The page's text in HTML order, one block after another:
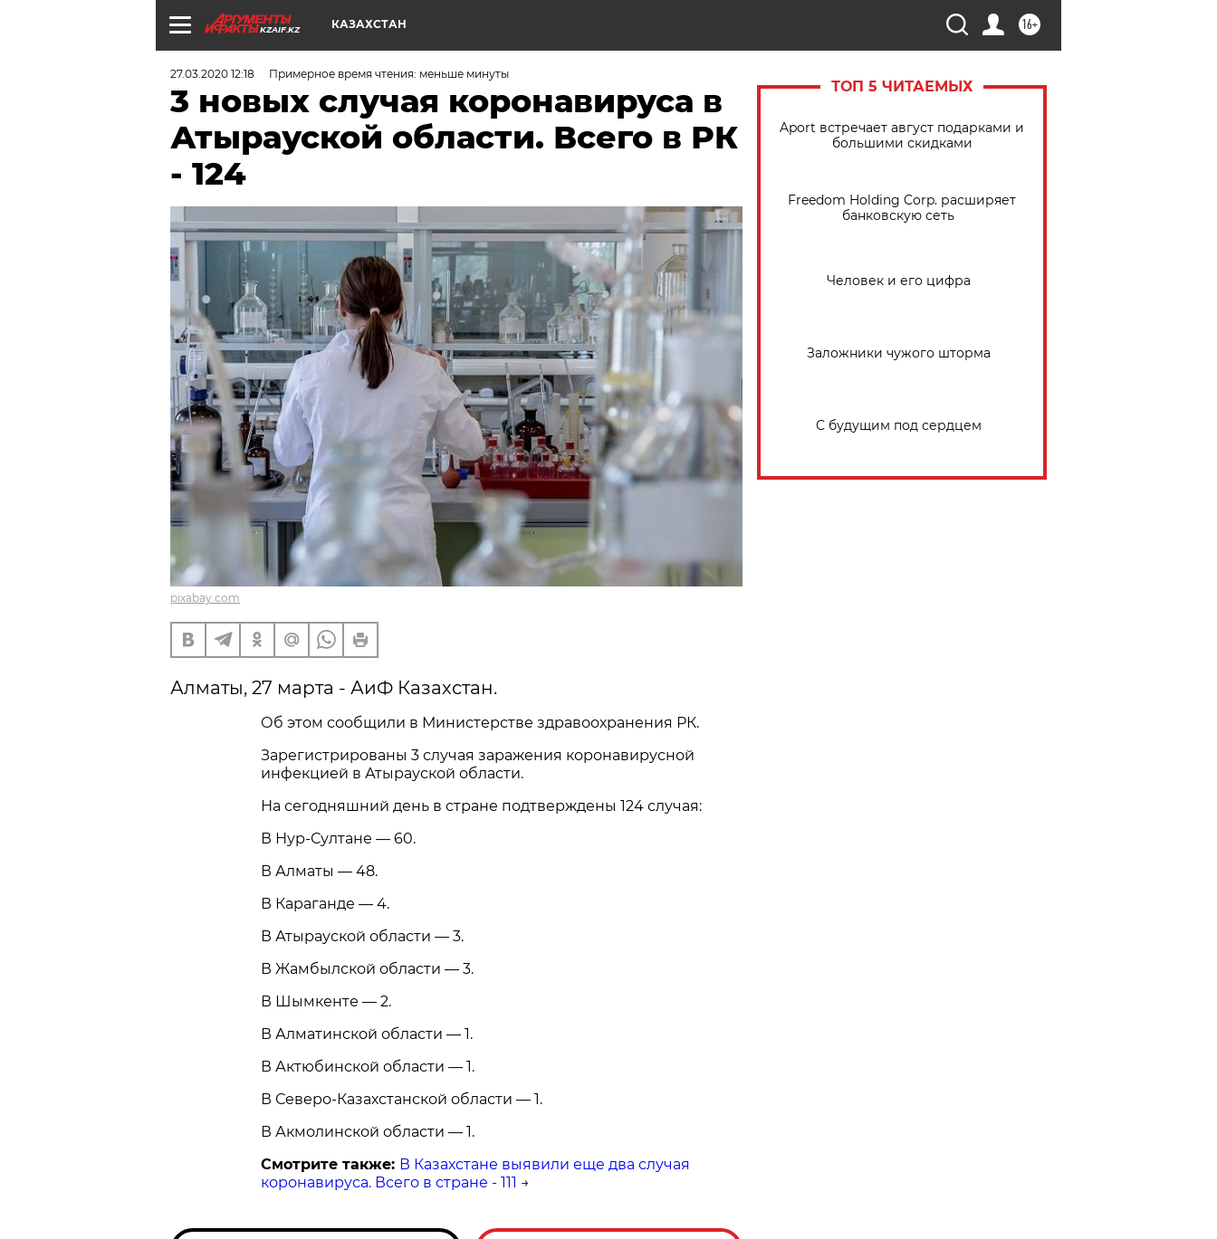
KZAIF.KZ 16+
КАЗАХСТАН
27.03.2020 12:18 Примерное время чтения: меньше минуты
3 новых случая коронавируса в
Атырауской области. Всего в РК
- 124
pixabay.com
Алматы, 27 марта - АиФ Казахстан.
Об этом сообщили в Министерстве здравоохранения РК.
Зарегистрированы 3 случая заражения коронавирусной
инфекцией в Атырауской области.
На сегодняшний день в стране подтверждены 124 случая:
В Нур-Султане — 60.
В Алматы — 48.
В Караганде — 4.
В Атырауской области — 3.
В Жамбылской области — 3.
В Шымкенте — 2.
В Алматинской области — 1.
В Актюбинской области — 1.
В Северо-Казахстанской области — 1.
В Акмолинской области — 1.
Смотрите также: В Казахстане выявили еще два случая
коронавируса. Всего в стране - 111 →
ТОП 5 ЧИТАЕМЫХ
Aport встречает август подарками и
большими скидками
Freedom Holding Corp. расширяет
банковскую сеть
Человек и его цифра
Заложники чужого шторма
С будущим под сердцем